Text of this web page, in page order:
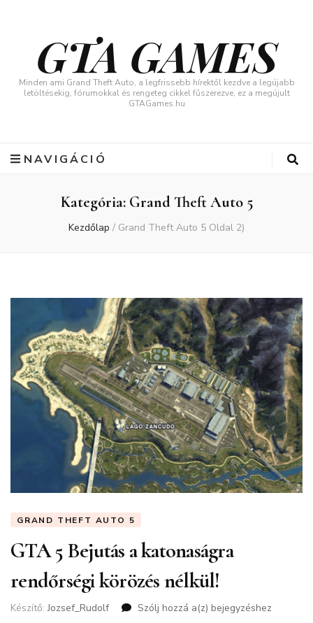
GTA GAMES
Minden ami Grand Theft Auto, a legfrissebb hírektől kezdve a legújabb
letöltésekig, fórumokkal és rengeteg cikkel fűszerezve, ez a megújult
GTAGames.hu
NAVIGÁCIÓ
Kategória: Grand Theft Auto 5
Kezdőlap / Grand Theft Auto 5 Oldal 2)
GRAND THEFT AUTO 5
GTA 5 Bejutás a katonaságra
rendőrségi körözés nélkül!
Készítő:Jozsef_Rudolf Szólj hozzá a(z) GTA
bejegyzéshez